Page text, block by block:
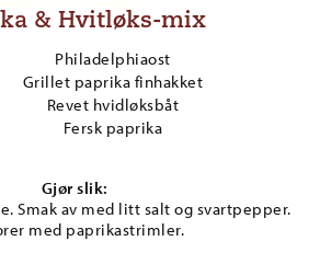
& Hvitløks-mix
Philadelphiaost
Grillet paprika finhakket
Revet hvidløksbåt
Fersk paprika
Gjør slik:
Smak av med litt salt og svartpepper.
med paprikastrimler.